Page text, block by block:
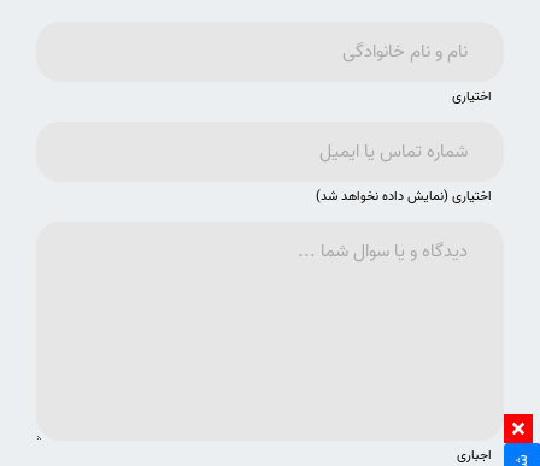
اختیاری
اختیاری (نمایش داده نخواهد شد)
اجباری